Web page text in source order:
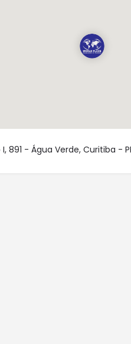
891 - Água Verde, Curitiba -